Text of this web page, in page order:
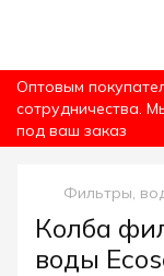
Оптовым
сотрудничества.
под ваш заказ
Фильтры,
Колба
воды